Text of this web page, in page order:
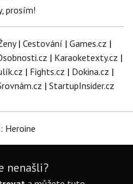
prosím!
| Cestování | Games.cz |
| Karaoketexty.cz |
| Fights.cz | Dokina.cz |
| StartupInsider.cz
Heroine
nenašli?